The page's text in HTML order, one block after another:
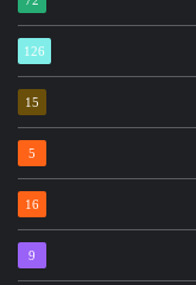
126
15
5
16
9